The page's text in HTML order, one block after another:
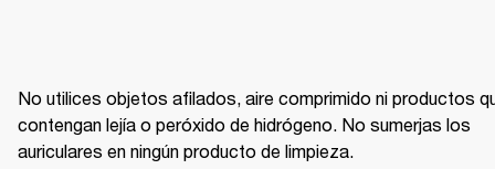
No utilices objetos afilados, aire comprimido ni productos
contengan lejía o peróxido de hidrógeno. No sumerjas los
auriculares en ningún producto de limpieza.